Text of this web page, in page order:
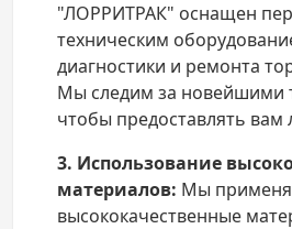
"ЛОРРИТРАК" оснащен
техническим
диагностики и ремонта
Мы следим за новейшими
чтобы предоставлять вам
3. Использование
материалов: Мы
высококачественные